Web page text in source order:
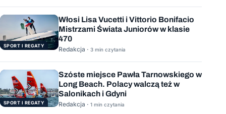
SPORT I REGATY
Włosi Lisa Vucetti i Vittorio Bonifacio
Mistrzami Świata Juniorów w klasie
470
Redakcja · 3 min czytania
SPORT I REGATY
Szóste miejsce Pawła Tarnowskiego w
Long Beach. Polacy walczą też w
Salonikach i Gdyni
Redakcja · 1 min czytania